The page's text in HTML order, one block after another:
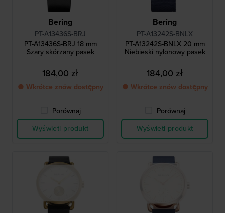
Bering
PT-A13436S-BRJ
PT-A13436S-BRJ 18 mm
Szary skórzany pasek
184,00 zł
● Wkrótce znów dostępny
Porównaj
Wyświetl produkt
Bering
PT-A13242S-BNLX
PT-A13242S-BNLX 20 mm
Niebieski nylonowy pasek
184,00 zł
● Wkrótce znów dostępny
Porównaj
Wyświetl produkt